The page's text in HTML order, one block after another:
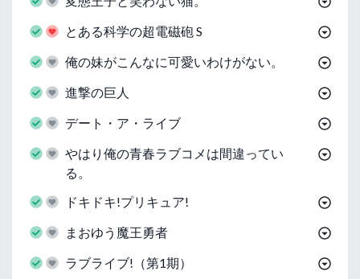
とある科学の超電磁砲 S
俺の妹がこんなに可愛いわけがない。
進撃の巨人
デート・ア・ライブ
やはり俺の青春ラブコメは間違ってい
る。
ドキドキ!プリキュア!
まおゆう魔王勇者
ラブライブ!（第1期）